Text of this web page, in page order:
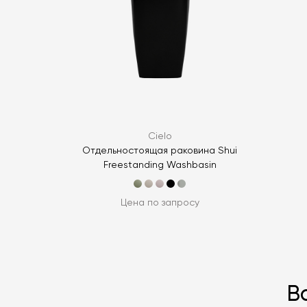
Cielo
Отдельностоящая раковина Shui
Freestanding Washbasin
Цена по запросу